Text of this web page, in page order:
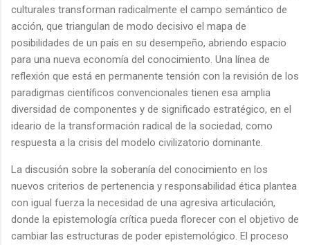
culturales transforman radicalmente el campo semántico de
acción, que triangulan de modo decisivo el mapa de
posibilidades de un país en su desempeño, abriendo espacio
para una nueva economía del conocimiento. Una línea de
reflexión que está en permanente tensión con la revisión de los
paradigmas científicos convencionales tienen esa amplia
diversidad de componentes y de significado estratégico, en el
ideario de la transformación radical de la sociedad, como
respuesta a la crisis del modelo civilizatorio dominante.
La discusión sobre la soberanía del conocimiento en los
nuevos criterios de pertenencia y responsabilidad ética plantea
con igual fuerza la necesidad de una agresiva articulación,
donde la epistemología crítica pueda florecer con el objetivo de
cambiar las estructuras de poder epistemológico. El proceso